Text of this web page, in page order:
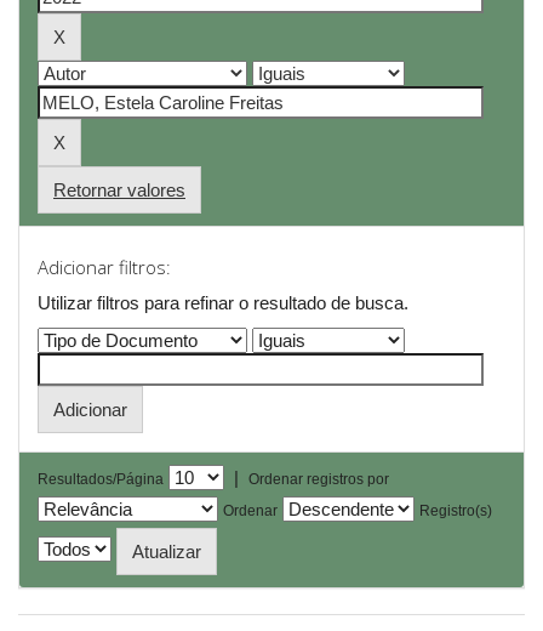
Retornar valores
Adicionar filtros:
Utilizar filtros para refinar o resultado de busca.
Resultados/Página |
Ordenar registros por
Ordenar
Registro(s)